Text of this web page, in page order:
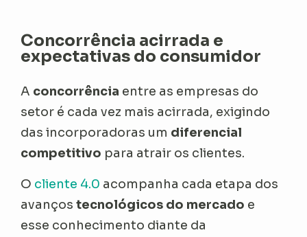
Concorrência acirrada e
expectativas do consumidor
A concorrência entre as empresas do
setor é cada vez mais acirrada, exigindo
das incorporadoras um diferencial
competitivo para atrair os clientes.
O cliente 4.0 acompanha cada etapa dos
avançostecnológicos do mercado e
esse conhecimento diante da